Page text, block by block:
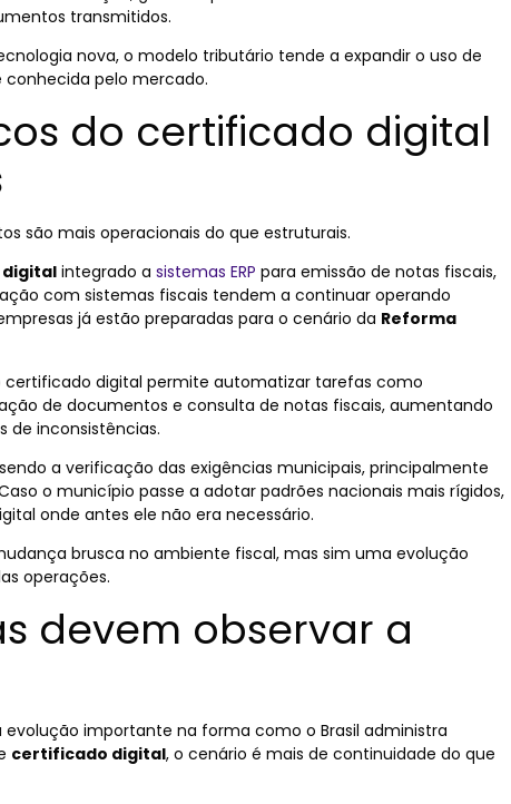
transmitidos.
nova, o modelo tributário tende a expandir o uso de
pelo mercado.
do certificado digital
são mais operacionais do que estruturais.
integrado a sistemas ERP para emissão de notas fiscais,
com sistemas fiscais tendem a continuar operando
já estão preparadas para o cenário da Reforma
certificado digital permite automatizar tarefas como
de documentos e consulta de notas fiscais, aumentando
de inconsistências.
a verificação das exigências municipais, principalmente
o município passe a adotar padrões nacionais mais rígidos,
onde antes ele não era necessário.
brusca no ambiente fiscal, mas sim uma evolução
operações.
devem observar a
importante na forma como o Brasil administra
certificado digital, o cenário é mais de continuidade do que